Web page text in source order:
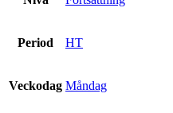
Period HT
Veckodag Måndag